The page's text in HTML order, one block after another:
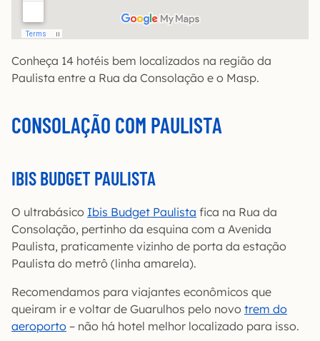
Conheça 14 hotéis bem localizados na região da
Paulista entre a Rua da Consolação e o Masp.
CONSOLAÇÃO COM PAULISTA
IBIS BUDGET PAULISTA
O ultrabásico Ibis Budget Paulista fica na Rua da
Consolação, pertinho da esquina com a Avenida
Paulista, praticamente vizinho de porta da estação
Paulista do metrô (linha amarela).
Recomendamos para viajantes econômicos que
queiram ir e voltar de Guarulhos pelo novo trem do
aeroporto – não há hotel melhor localizado para isso.